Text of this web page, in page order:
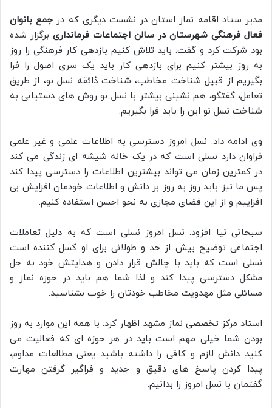
مدیر ستاد اقامه نماز استان در نشست دیگری که در جمع بانوان
فعال فرهنگی شهرستان در سالن اجتماعات فرمانداری برگزار شده
بود شرکت کرد و گفت: باید تلاش کنیم بازدهی کار فرهنگی را روز
به روز بیشتر کنیم برای بازدهی کار باید یک سری اصول را فرا
بگیریم از قبیل شناخت مخاطب، شناخت ذائقه نسل نو، از طریق
تعامل، گفتگو، هم نشینی بیشتر با نسل نو روش های دستیابی به
شناخت نسل نو این را باید فرا بگیریم.
وی ادامه داد: نسل امروز دسترسی به اطلاعات علمی و غیر علمی
فراوان دارد نسلی است که در یک خانه شیشه ای زندگی می کند
در کمترین زمان می تواند بیشترین اطلاعات را دسترسی پیدا کند
پس ما نیز باید روز به روز بر دانش و اطلاعات خودمان افزایش بی
افزاییم و از این فضای مجازی به نحو احسن استفاده کنیم.
سبحانی نیا افزود: نسل امروز نسلی است که به دلیل تعاملات
اجتماعی توضیح بیش از حد و طولانی برای او کسل کننده است
نسلی است که باید با چالش قرار دادن و هدایتش خود به حل
مشکل دسترسی پیدا کند و لذا شما هم باید در حوزه نماز و
مسائلی مثل مهدویت مخاطب خودتان را خوب بشناسید.
استاد مرکز تخصصی نماز مشهد اظهار کرد: با همه این موارد به روز
بودن شما خیلی مهم است باید در هر حوزه ای که فعالیت می
کنید دانش لازم و کافی را داشته باشید یعنی مطالعات مداوم،
پیدا کردن پاسخ های دقیق و جدید و فراگیر گرفتن مهارت
گفتمان با نسل امروز را بدانیم.